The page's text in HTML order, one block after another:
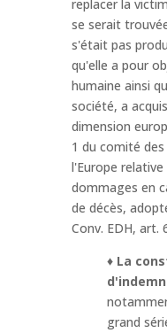
replacer la
se serait
s'était pas
qu'elle a pour
humaine ainsi
société, a
dimension
1 du comité
l'Europe
dommages en
de décès,
Conv. EDH, art.
♦La
grand